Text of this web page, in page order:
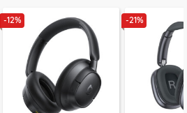
-12% -21%